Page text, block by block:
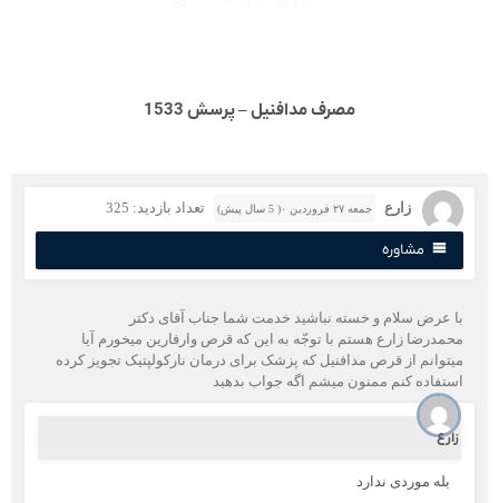
مصرف مدافنیل – پرسش 1533
زارع جمعه ۲۷ فروردین ۰( 5 سال پیش) تعداد بازدید: 325
مشاوره
عرض سلام و خسته نباشید خدمت شما جناب آقای دکتر
زارع هستم با توجّه به این که قرص وارفارین میخورم آیا
از قرص مدافنیل که پزشک برای درمان نارکولپتیک تجویز کرده
کنم ممنون میشم اگه جواب بدهید
بله موردی ندارد